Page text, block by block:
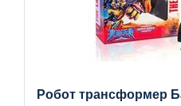
Робот трансформер